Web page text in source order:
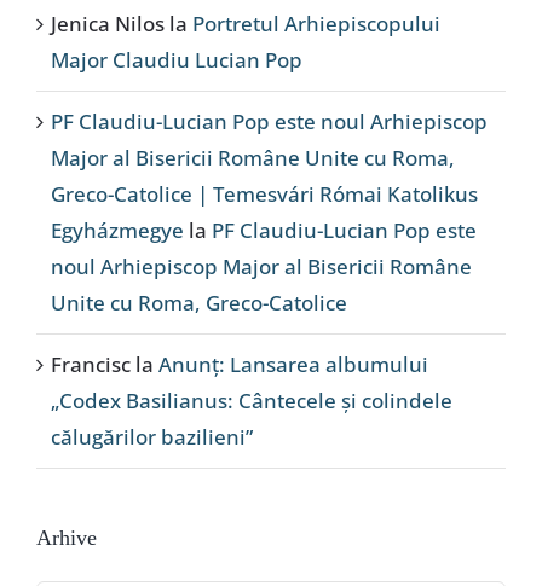
Jenica Nilos la Portretul Arhiepiscopului
Major Claudiu Lucian Pop
PF Claudiu-Lucian Pop este noul Arhiepiscop
Major al Bisericii Române Unite cu Roma,
Greco-Catolice | Temesvári Római Katolikus
Egyházmegye la PF Claudiu-Lucian Pop este
noul Arhiepiscop Major al Bisericii Române
Unite cu Roma, Greco-Catolice
Francisc la Anunț: Lansarea albumului
„Codex Basilianus: Cântecele și colindele
călugărilor bazilieni”
Arhive